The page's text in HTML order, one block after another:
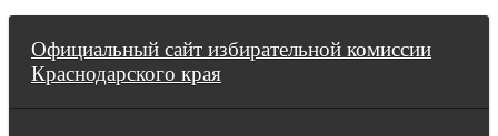
Официальный сайт избирательной комиссии
Краснодарского края